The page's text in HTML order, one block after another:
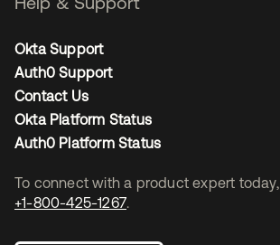
To connect with a product expert today,
+1-800-425-1267.
Okta Support
Auth0 Support
Contact Us
Okta Platform Status
Auth0 Platform Status